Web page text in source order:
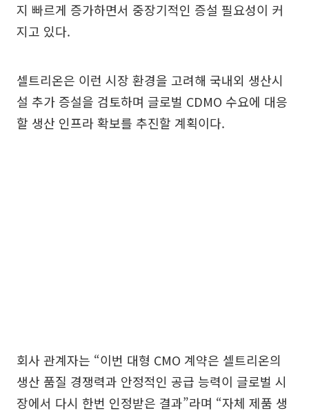
지 빠르게 증가하면서 중장기적인 증설 필요성이 커
지고 있다.
셀트리온은 이런 시장 환경을 고려해 국내외 생산시
설 추가 증설을 검토하며 글로벌 CDMO 수요에 대응
할 생산 인프라 확보를 추진할 계획이다.
회사 관계자는 “이번 대형 CMO 계약은 셀트리온의
생산 품질 경쟁력과 안정적인 공급 능력이 글로벌 시
장에서 다시 한번 인정받은 결과”라며 “자체 제품 생